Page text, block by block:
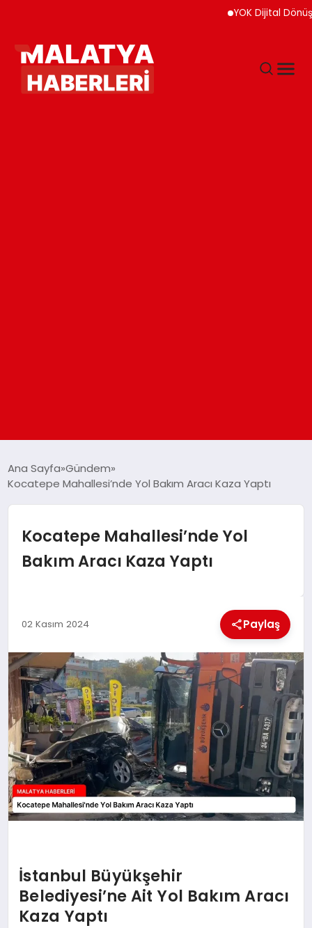
YOK Dijital Dönüşüm
DÜNYA
EKONOMI
MAGAZIN
SAĞLIK
SIYASET
SPOR
Ana Sayfa Gündem
Kocatepe Mahallesi’nde Yol Bakım Aracı Kaza Yaptı
Kocatepe Mahallesi’nde Yol
Bakım Aracı Kaza Yaptı
02 Kasım 2024 Paylaş
İstanbul Büyükşehir
Belediyesi’ne Ait Yol Bakım Aracı
Kaza Yaptı